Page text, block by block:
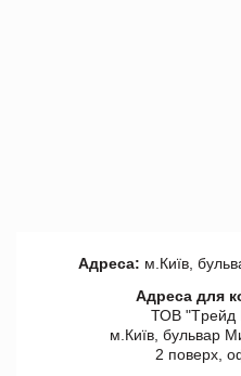
Адреса: м.Київ,
Адреса для
ТОВ "Tрейд
м.Київ, бульвар
2 поверх,